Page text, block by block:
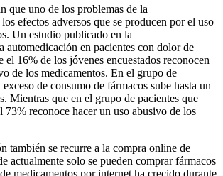
que uno de los problemas de la
efectos adversos que se producen por el uso
Un estudio publicado en la
automedicación en pacientes con dolor de
el 16% de los jóvenes encuestados reconocen
de los medicamentos. En el grupo de
de consumo de fármacos sube hasta un
Mientras que en el grupo de pacientes que
73% reconoce hacer un uso abusivo de los
también se recurre a la compra online de
actualmente solo se pueden comprar fármacos